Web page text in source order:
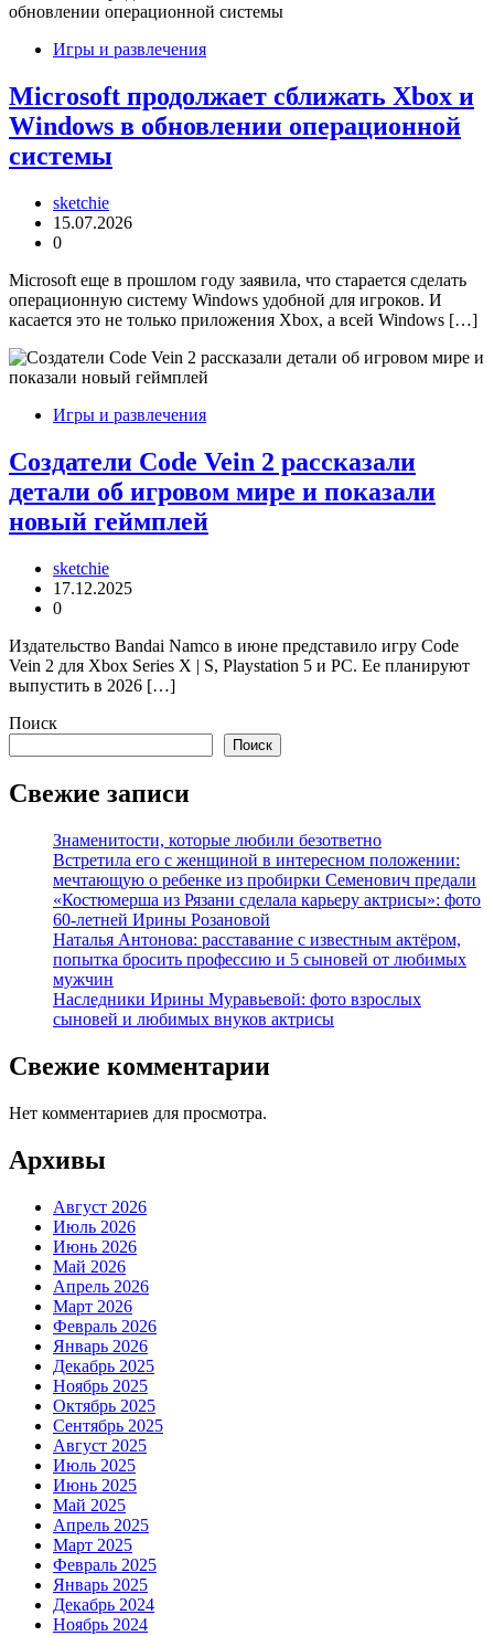
Игры и развлечения
Microsoft продолжает сближать Xbox и
Windows в обновлении операционной
системы
sketchie
15.07.2026
0
Microsoft еще в прошлом году заявила, что старается сделать
операционную систему Windows удобной для игроков. И
касается это не только приложения Xbox, а всей Windows […]
Игры и развлечения
Создатели Code Vein 2 рассказали
детали об игровом мире и показали
новый геймплей
sketchie
17.12.2025
0
Издательство Bandai Namco в июне представило игру Code
Vein 2 для Xbox Series X | S, Playstation 5 и PC. Ее планируют
выпустить в 2026 […]
Поиск
Поиск
Свежие записи
Знаменитости, которые любили безответно
Встретила его с женщиной в интересном положении:
мечтающую о ребенке из пробирки Семенович предали
«Костюмерша из Рязани сделала карьеру актрисы»: фото
60-летней Ирины Розановой
Наталья Антонова: расставание с известным актёром,
попытка бросить профессию и 5 сыновей от любимых
мужчин
Наследники Ирины Муравьевой: фото взрослых
сыновей и любимых внуков актрисы
Свежие комментарии
Нет комментариев для просмотра.
Архивы
Август 2026
Июль 2026
Июнь 2026
Май 2026
Апрель 2026
Март 2026
Февраль 2026
Январь 2026
Декабрь 2025
Ноябрь 2025
Октябрь 2025
Сентябрь 2025
Август 2025
Июль 2025
Июнь 2025
Май 2025
Апрель 2025
Март 2025
Февраль 2025
Январь 2025
Декабрь 2024
Ноябрь 2024